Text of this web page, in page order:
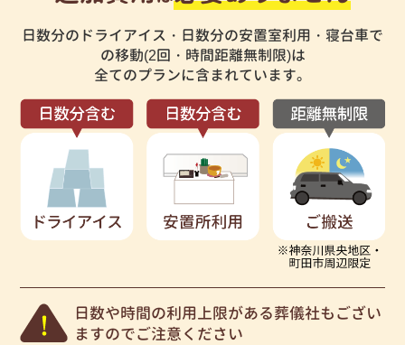
日数分のドライアイス・日数分の安置室利用・寝台車で
の移動(2回・時間距離無制限)は
全てのプランに含まれています。
日数や時間の利用上限がある葬儀社もござい
ますのでご注意ください